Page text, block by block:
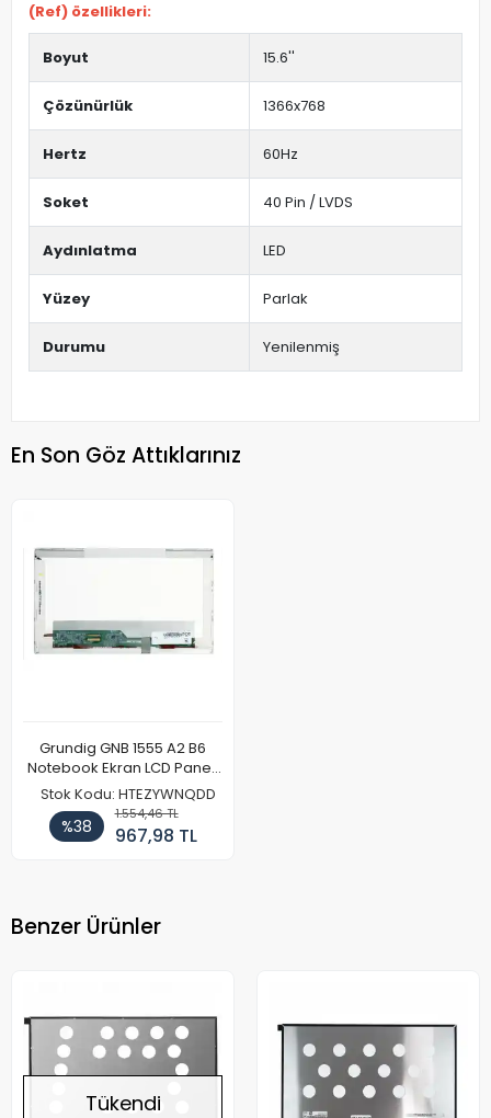
(Ref) özellikleri:
Boyut 15.6''
Çözünürlük 1366x768
Hertz 60Hz
Soket 40 Pin / LVDS
Aydınlatma LED
Yüzey Parlak
Durumu Yenilenmiş
En Son Göz Attıklarınız
Grundig GNB 1555 A2 B6
Notebook Ekran LCD Paneli
(Ref)
Stok Kodu: HTEZYWNQDD
%38
1.554,46 TL
967,98 TL
Benzer Ürünler
Tükendi